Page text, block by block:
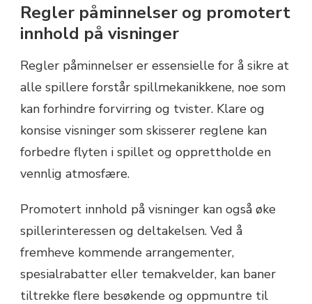
Regler påminnelser og promotert
innhold på visninger
Regler påminnelser er essensielle for å sikre at
alle spillere forstår spillmekanikkene, noe som
kan forhindre forvirring og tvister. Klare og
konsise visninger som skisserer reglene kan
forbedre flyten i spillet og opprettholde en
vennlig atmosfære.
Promotert innhold på visninger kan også øke
spillerinteressen og deltakelsen. Ved å
fremheve kommende arrangementer,
spesialrabatter eller temakvelder, kan baner
tiltrekke flere besøkende og oppmuntre til